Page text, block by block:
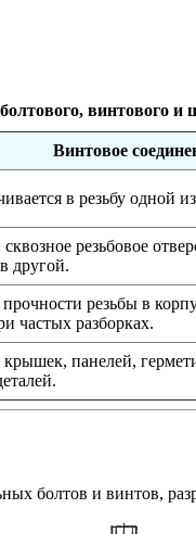
винтового и
Винтовое
в резьбу одной
резьбовое
другой.
прочности резьбы в
частых разборках.
панелей,
болтов и винтов,